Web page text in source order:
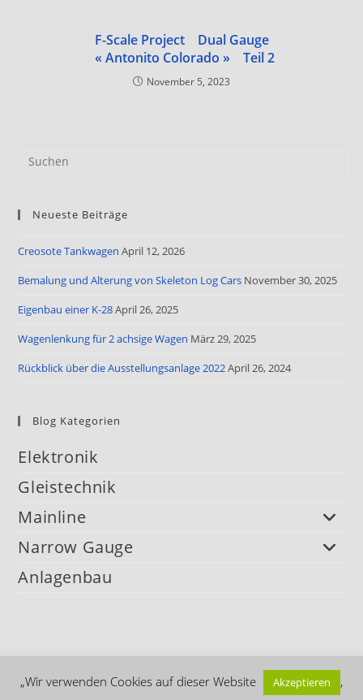
F-Scale Project Dual Gauge
« Antonito Colorado » Teil 2
November 5, 2023
Neueste Beiträge
Creosote Tankwagen April 12, 2026
Bemalung und Alterung von Skeleton Log Cars November 30, 2025
Eigenbau einer K-28April 26, 2025
Wagenlenkung für 2 achsige Wagen März 29, 2025
Rückblick über die Ausstellungsanlage 2022April 26, 2024
Blog Kategorien
Elektronik
Gleistechnik
Mainline
Narrow Gauge
Anlagenbau
Datenschutz
„Wir verwenden Cookies auf dieser Website Akzeptieren
,